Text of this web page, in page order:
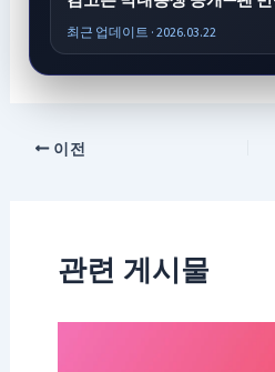
최근 업데이트 · 2026.03.22
이전
관련 게시물